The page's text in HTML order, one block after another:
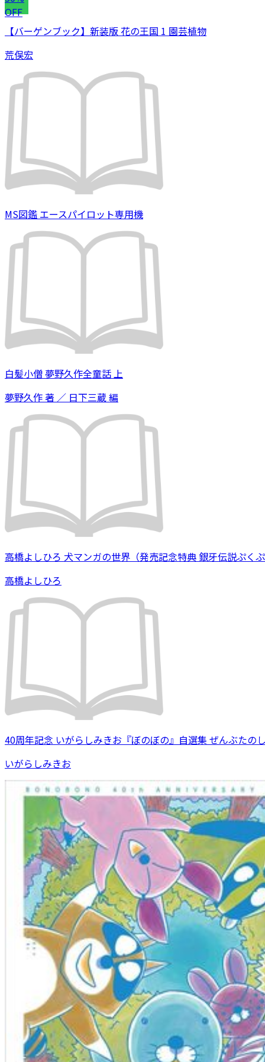
OFF
【バーゲンブック】新装版 花の王国 1 園芸植物
荒俣宏
MS図鑑 エースパイロット専用機
白髪小僧 夢野久作全童話 上
夢野久作 著 ／ 日下三蔵 編
高橋よしひろ 犬マンガの世界（発売記念特典 銀牙伝説ぷく
高橋よしひろ
40周年記念 いがらしみきお『ぼのぼの』自選集 ぜんぶたの
いがらしみきお